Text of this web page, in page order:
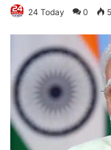
24 Today 0